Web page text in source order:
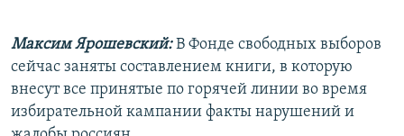
Максим Ярошевский: В Фонде свободных выборов
сейчас заняты составлением книги, в которую
внесут все принятые по горячей линии во время
избирательной кампании факты нарушений и